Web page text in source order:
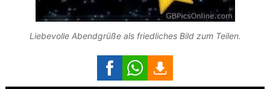
Liebevolle Abendgrüße als friedliches Bild zum Teilen.